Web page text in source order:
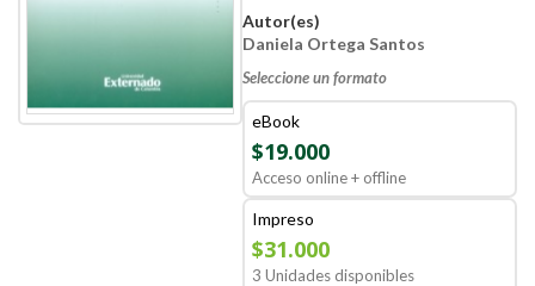
Autor(es)
Daniela Ortega Santos
Seleccione un formato
eBook
$19.000
Acceso online + offline
Impreso
$31.000
3 Unidades disponibles